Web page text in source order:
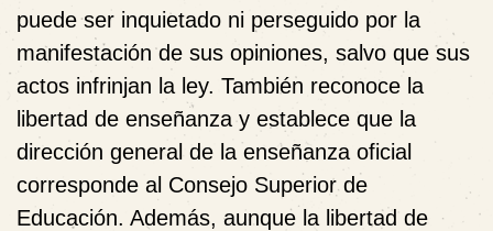
puede ser inquietado ni perseguido por la
manifestación de sus opiniones, salvo que sus
actos infrinjan la ley. También reconoce la
libertad de enseñanza y establece que la
dirección general de la enseñanza oficial
corresponde al Consejo Superior de
Educación. Además, aunque la libertad de